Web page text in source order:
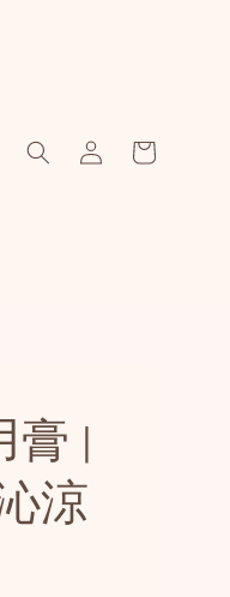
膏 |
涼